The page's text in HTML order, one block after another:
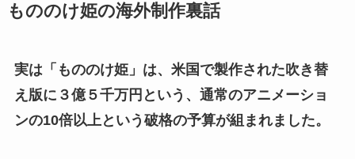
もののけ姫の海外制作裏話
実は「もののけ姫」は、米国で製作された吹き替
え版に３億５千万円という、通常のアニメーショ
ンの10倍以上という破格の予算が組まれました。